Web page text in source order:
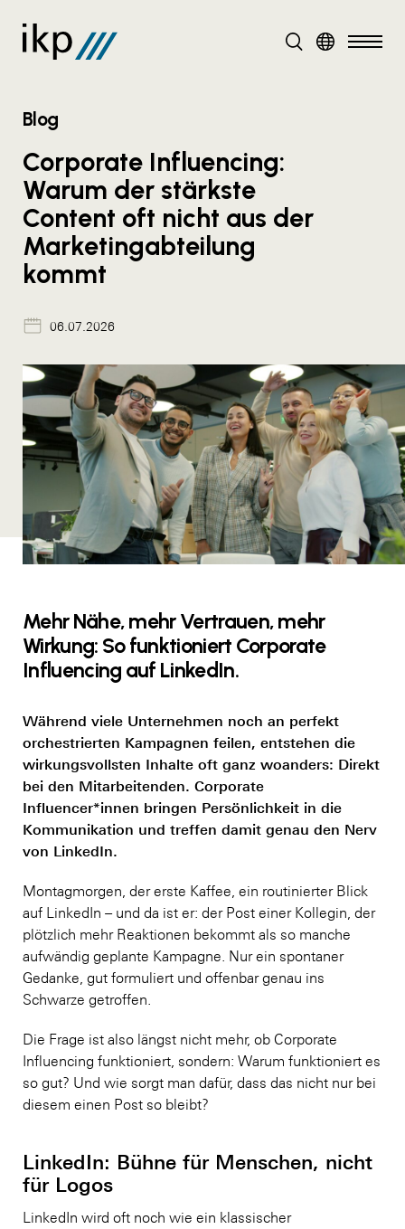
DE
Blog
Corporate Influencing:
Warum der stärkste
Content oft nicht aus der
Marketingabteilung
kommt
06.07.2026
Mehr Nähe, mehr Vertrauen, mehr
Wirkung: So funktioniert Corporate
Influencing auf LinkedIn.
Während viele Unternehmen noch an perfekt
orchestrierten Kampagnen feilen, entstehen die
wirkungsvollsten Inhalte oft ganz woanders: Direkt
bei den Mitarbeitenden. Corporate
Influencer*innen bringen Persönlichkeit in die
Kommunikation und treffen damit genau den Nerv
von LinkedIn.
Montagmorgen, der erste Kaffee, ein routinierter Blick
auf LinkedIn – und da ist er: der Post einer Kollegin, der
plötzlich mehr Reaktionen bekommt als so manche
aufwändig geplante Kampagne. Nur ein spontaner
Gedanke, gut formuliert und offenbar genau ins
Schwarze getroffen.
Die Frage ist also längst nicht mehr, ob Corporate
Influencing funktioniert, sondern: Warum funktioniert es
so gut? Und wie sorgt man dafür, dass das nicht nur bei
diesem einen Post so bleibt?
LinkedIn: Bühne für Menschen, nicht
für Logos
LinkedIn wird oft noch wie ein klassischer